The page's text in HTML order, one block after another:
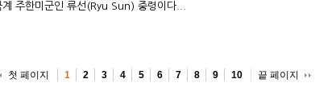
주한미군인 류선(Ryu Sun) 중령이다...
첫 페이지 1 2 3 4 5 6 7 8 9 10 끝 페이지